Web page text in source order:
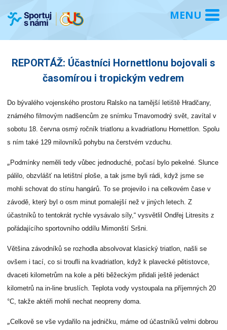
REPORTÁŽ: Účastníci Hornettlonu bojovali s
časomírou i tropickým vedrem
Do bývalého vojenského prostoru Ralsko na tamější letiště Hradčany,
známého filmovým nadšencům ze snímku Tmavomodrý svět, zavítal v
sobotu 18. června osmý ročník triatlonu a kvadriatlonu Hornettlon. Spolu
s ním také 129 milovníků pohybu na čerstvém vzduchu.
„Podmínky neměli tedy vůbec jednoduché, počasí bylo pekelné. Slunce
pálilo, obzvlášť na letištní ploše, a tak jsme byli rádi, když jsme se
mohli schovat do stínu hangárů. To se projevilo i na celkovém čase v
závodě, který byl o osm minut pomalejší než v jiných letech. Z
účastníků to tentokrát rychle vysávalo síly,“ vysvětlil Ondřej Litresits z
pořádajícího sportovního oddílu Mimonští Sršni.
Většina závodníků se rozhodla absolvovat klasický triatlon, našli se
ovšem i tací, co si troufli na kvadriatlon, když k plavecké pětistovce,
dvaceti kilometrům na kole a pěti běžeckým přidali ještě jedenáct
kilometrů na in-line bruslích. Teplota vody vystoupala na příjemných 20
°C, takže aktéři mohli nechat neopreny doma.
„Celkově se vše vydařilo na jedničku, máme od účastníků velmi dobrou